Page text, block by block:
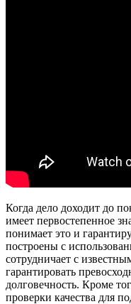
Когда дело доходит до
имеет первостепенное
понимает это и
построены с
сотрудничает с
гарантировать
долговечность. Кроме
проверки качества для